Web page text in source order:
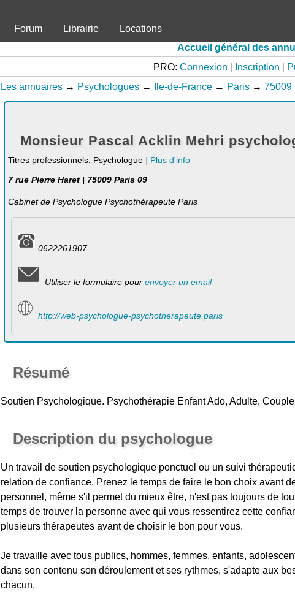
Forum Librairie
Locations
Accueil général des
PRO: Connexion Inscription
Les annuaires → Psychologues → Ile-de-France → Paris → 75009
Monsieur Pascal Acklin Mehri
Titres professionnels: Psychologue | Plus d'info
7 rue Pierre Haret | 75009 Paris 09
Cabinet de Psychologue Psychothérapeute Paris
0622261907
Utiliser le formulaire pourenvoyer un email
http://web-psychologue-psychotherapeute.paris
Résumé
Soutien Psychologique. Psychothérapie Enfant Ado, Adulte, Couple
Description du psychologue
Un travail de soutien psychologique ponctuel ou un suivi
relation de confiance. Prenez le temps de faire le bon choix avant
personnel, même s'il permet du mieux être, n'est pas toujours de
temps de trouver la personne avec qui vous ressentirez cette
plusieurs thérapeutes avant de choisir le bon pour vous.
Je travaille avec tous publics, hommes, femmes, enfants,
dans son contenu son déroulement et ses rythmes, s'adapte aux
chacun.